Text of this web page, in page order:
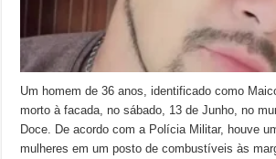
Um homem de 36 anos, identificado como
morto à facada, no sábado, 13 de Junho, no
Doce. De acordo com a Polícia Militar, houve
mulheres em um posto de combustíveis às